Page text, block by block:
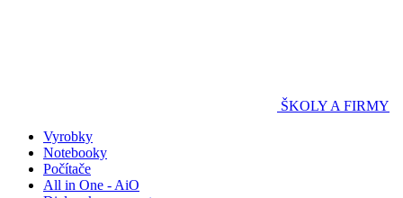
ŠKOLY A FIRMY
Vyrobky
Notebooky
Počítače
All in One - AiO